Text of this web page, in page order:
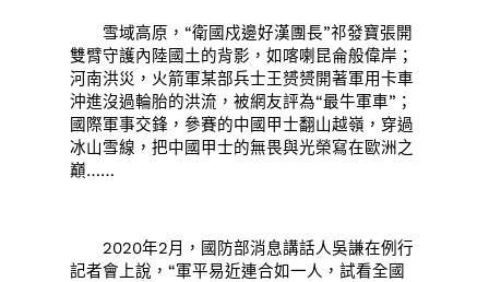
雪域高原，“衛國戍邊好漢團長”祁發寶張開
雙臂守護內陸國土的背影，如喀喇昆侖般偉岸；
河南洪災，火箭軍某部兵士王赟赟開著軍用卡車
沖進沒過輪胎的洪流，被網友評為“最牛軍車”；
國際軍事交鋒，參賽的中國甲士翻山越嶺，穿過
冰山雪線，把中國甲士的無畏與光榮寫在歐洲之
巔……
2020年2月，國防部消息講話人吳謙在例行
記者會上說，“軍平易近連合如一人，試看全國